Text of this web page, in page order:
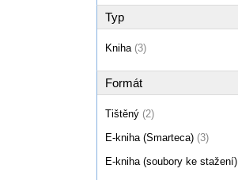
Typ
Kniha (3)
Formát
Tištěný (2)
E-kniha (Smarteca) (3)
E-kniha (soubory ke stažení)